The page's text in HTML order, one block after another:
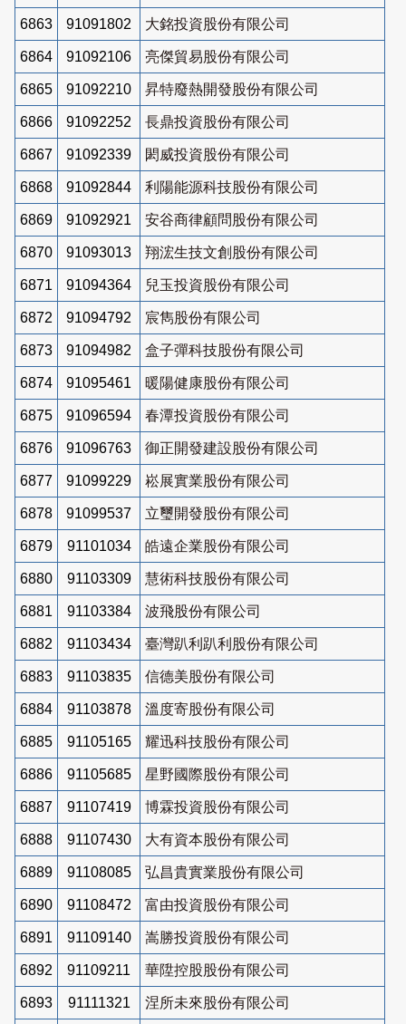
6863 91091802 大銘投資股份有限公司
6864 91092106 亮傑貿易股份有限公司
6865 91092210 昇特廢熱開發股份有限公司
6866 91092252 長鼎投資股份有限公司
6867 91092339 閎威投資股份有限公司
6868 91092844 利陽能源科技股份有限公司
6869 91092921 安谷商律顧問股份有限公司
6870 91093013 翔浤生技文創股份有限公司
6871 91094364 兒玉投資股份有限公司
6872 91094792 宸雋股份有限公司
6873 91094982 盒子彈科技股份有限公司
6874 91095461 暖陽健康股份有限公司
6875 91096594 春潭投資股份有限公司
6876 91096763 御正開發建設股份有限公司
6877 91099229 崧展實業股份有限公司
6878 91099537 立璽開發股份有限公司
6879 91101034 皓遠企業股份有限公司
6880 91103309 慧術科技股份有限公司
6881 91103384 波飛股份有限公司
6882 91103434 臺灣趴利趴利股份有限公司
6883 91103835 信德美股份有限公司
6884 91103878 溫度寄股份有限公司
6885 91105165 耀迅科技股份有限公司
6886 91105685 星野國際股份有限公司
6887 91107419 博霖投資股份有限公司
6888 91107430 大有資本股份有限公司
6889 91108085 弘昌貴實業股份有限公司
6890 91108472 富由投資股份有限公司
6891 91109140 嵩勝投資股份有限公司
6892 91109211 華陞控股股份有限公司
6893 91111321 涅所未來股份有限公司